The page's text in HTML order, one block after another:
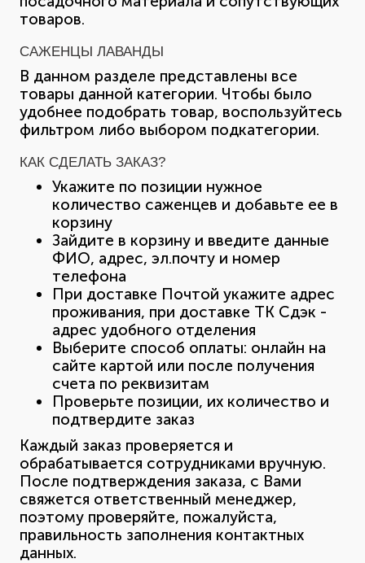
товаров.
САЖЕНЦЫ ЛАВАНДЫ
В данном разделе представлены все
товары данной категории. Чтобы было
удобнее подобрать товар, воспользуйтесь
фильтром либо выбором подкатегории.
КАК СДЕЛАТЬ ЗАКАЗ?
Укажите по позиции нужное
количество саженцев и добавьте ее в
корзину
Зайдите в корзину и введите данные
ФИО, адрес, эл.почту и номер
телефона
При доставке Почтой укажите адрес
проживания, при доставке ТК Сдэк -
адрес удобного отделения
Выберите способ оплаты: онлайн на
сайте картой или после получения
счета по реквизитам
Проверьте позиции, их количество и
подтвердите заказ
Каждый заказ проверяется и
обрабатывается сотрудниками вручную.
После подтверждения заказа, с Вами
свяжется ответственный менеджер,
поэтому проверяйте, пожалуйста,
правильность заполнения контактных
данных.